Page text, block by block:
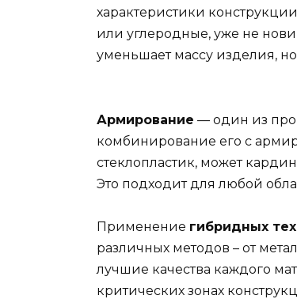
характеристики
или углеродные, уже не
уменьшает массу изделия,
Армирование — один из
комбинирование его с
стеклопластик, может
Это подходит для любой
Применение гибридных
различных методов – от
лучшие качества каждого
критических зонах